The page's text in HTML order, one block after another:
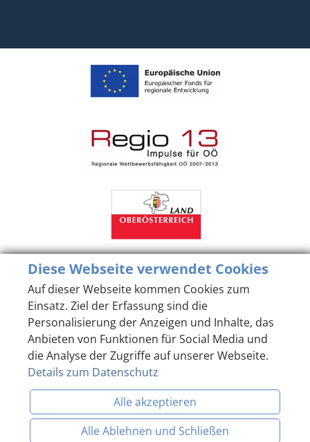
Diese Webseite verwendet Cookies
Auf dieser Webseite kommen Cookies zum
Einsatz. Ziel der Erfassung sind die
Personalisierung der Anzeigen und Inhalte, das
Anbieten von Funktionen für Social Media und
die Analyse der Zugriffe auf unserer Webseite.
Details zum Datenschutz
Alle akzeptieren
Alle Ablehnen und Schließen